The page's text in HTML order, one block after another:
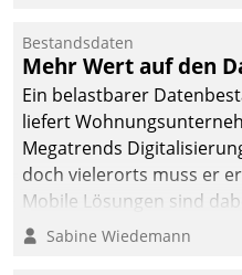
Die monatlichen
Mitteilungen zum
Heizungs- und
Wasserverbrauch gehen
automatisiert, vollständig
und auf Wunsch über
mehrere zuvor
Kommunikationswege bei
Bestandsdaten
Mehr Wert auf den
Ein belastbarer
liefert
Megatrends
doch vielerorts muss er
Mobile Lösungen sind
Sabine Wiedemann